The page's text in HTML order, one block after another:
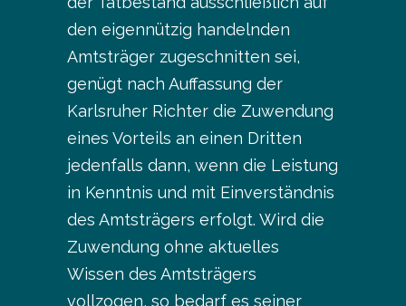
den eigennützig handelnden
Amtsträger zugeschnitten sei,
genügt nach Auffassung der
Karlsruher Richter die Zuwendung
eines Vorteils an einen Dritten
jedenfalls dann, wenn die Leistung
in Kenntnis und mit Einverständnis
des Amtsträgers erfolgt. Wird die
Zuwendung ohne aktuelles
Wissen des Amtsträgers
vollzogen, so bedarf es seiner